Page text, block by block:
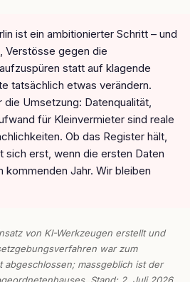
ist ein ambitionierter Schritt – und
Verstösse gegen die
statt auf klagende
tatsächlich etwas verändern.
Umsetzung: Datenqualität,
für Kleinvermieter sind reale
Ob das Register hält,
sich erst, wenn die ersten Daten
Jahr. Wir bleiben
von KI-Werkzeugen erstellt und
war zum
abgeschlossen; massgeblich ist der